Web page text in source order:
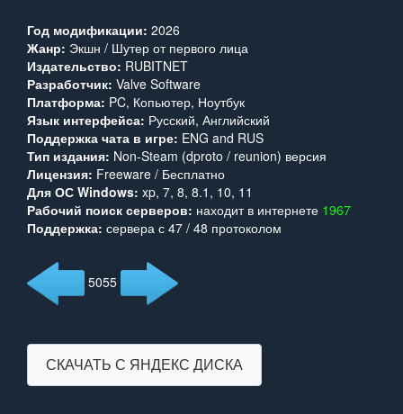
Год модификации: 2026
Жанр: Экшн / Шутер от первого лица
Издательство: RUBITNET
Разработчик: Valve Software
Платформа: PC, Копьютер, Ноутбук
Язык интерфейса: Русский, Английский
Поддержка чата в игре: ENG and RUS
Тип издания: Non-Steam (dproto / reunion) версия
Лицензия: Freeware / Бесплатно
Для ОС Windows: xp, 7, 8, 8.1, 10, 11
Рабочий поиск серверов: находит в интернете 1967
Поддержка: сервера с 47 / 48 протоколом
5055
СКАЧАТЬ С ЯНДЕКС ДИСКА